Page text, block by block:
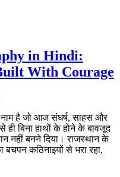
in Hindi:
With Courage
नाम है जो आज संघर्ष, साहस और
बिना हाथों के होने के बावजूद
नहीं बनने दिया। राजस्थान के
बचपन कठिनाइयों से भरा रहा,